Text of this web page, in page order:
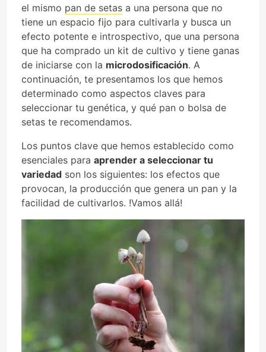
el mismo pan de setas a una persona que no
tiene un espacio fijo para cultivarla y busca un
efecto potente e introspectivo, que una persona
que ha comprado un kit de cultivo y tiene ganas
de iniciarse con la microdosificación. A
continuación, te presentamos los que hemos
determinado como aspectos claves para
seleccionar tu genética, y qué pan o bolsa de
setas te recomendamos.
Los puntos clave que hemos establecido como
esenciales para aprender a seleccionar tu
variedad son los siguientes: los efectos que
provocan, la producción que genera un pan y la
facilidad de cultivarlos. !Vamos allá!